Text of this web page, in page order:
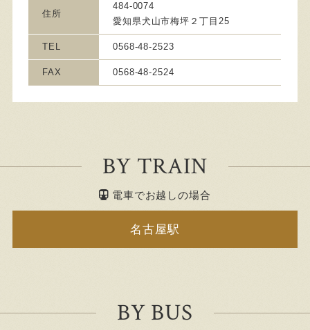
住所
484-0074
愛知県犬山市梅坪２丁目25
TEL 0568-48-2523
FAX 0568-48-2524
BY TRAIN
電車でお越しの場合
名古屋駅
BY BUS